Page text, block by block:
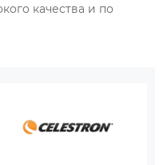
качества и по